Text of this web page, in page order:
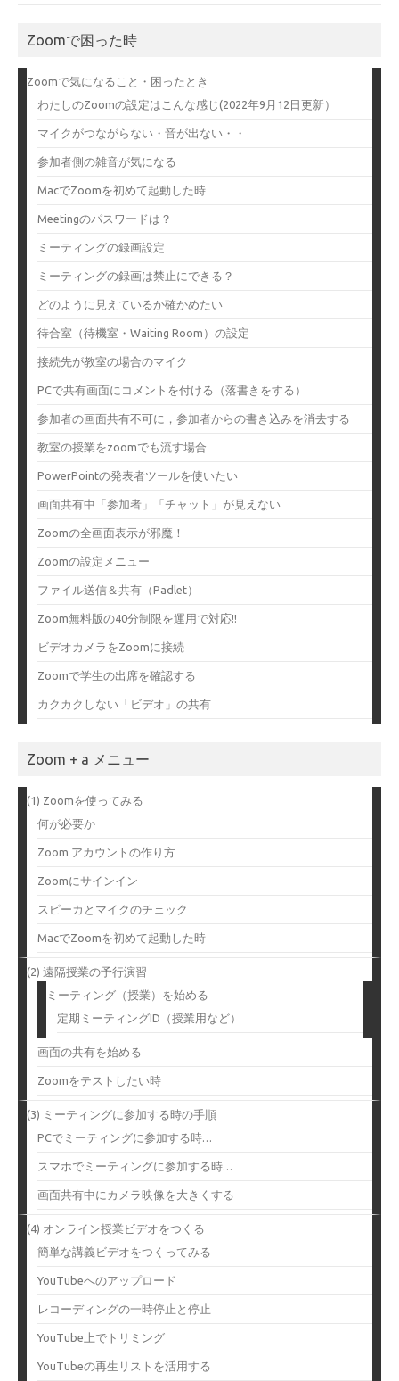
Zoomで困った時
Zoomで気になること・困ったとき
わたしのZoomの設定はこんな感じ(2022年9月12日更新）
マイクがつながらない・音が出ない・・
参加者側の雑音が気になる
MacでZoomを初めて起動した時
Meetingのパスワードは？
ミーティングの録画設定
ミーティングの録画は禁止にできる？
どのように見えているか確かめたい
待合室（待機室・Waiting Room）の設定
接続先が教室の場合のマイク
PCで共有画面にコメントを付ける（落書きをする）
参加者の画面共有不可に，参加者からの書き込みを消去する
教室の授業をzoomでも流す場合
PowerPointの発表者ツールを使いたい
画面共有中「参加者」「チャット」が見えない
Zoomの全画面表示が邪魔！
Zoomの設定メニュー
ファイル送信＆共有（Padlet）
Zoom無料版の40分制限を運用で対応!!
ビデオカメラをZoomに接続
Zoomで学生の出席を確認する
カクカクしない「ビデオ」の共有
Zoom + a メニュー
(1) Zoomを使ってみる
何が必要か
Zoom アカウントの作り方
Zoomにサインイン
スピーカとマイクのチェック
MacでZoomを初めて起動した時
(2) 遠隔授業の予行演習
ミーティング（授業）を始める
定期ミーティングID（授業用など）
画面の共有を始める
Zoomをテストしたい時
(3) ミーティングに参加する時の手順
PCでミーティングに参加する時…
スマホでミーティングに参加する時…
画面共有中にカメラ映像を大きくする
(4) オンライン授業ビデオをつくる
簡単な講義ビデオをつくってみる
YouTubeへのアップロード
レコーディングの一時停止と停止
YouTube上でトリミング
YouTubeの再生リストを活用する